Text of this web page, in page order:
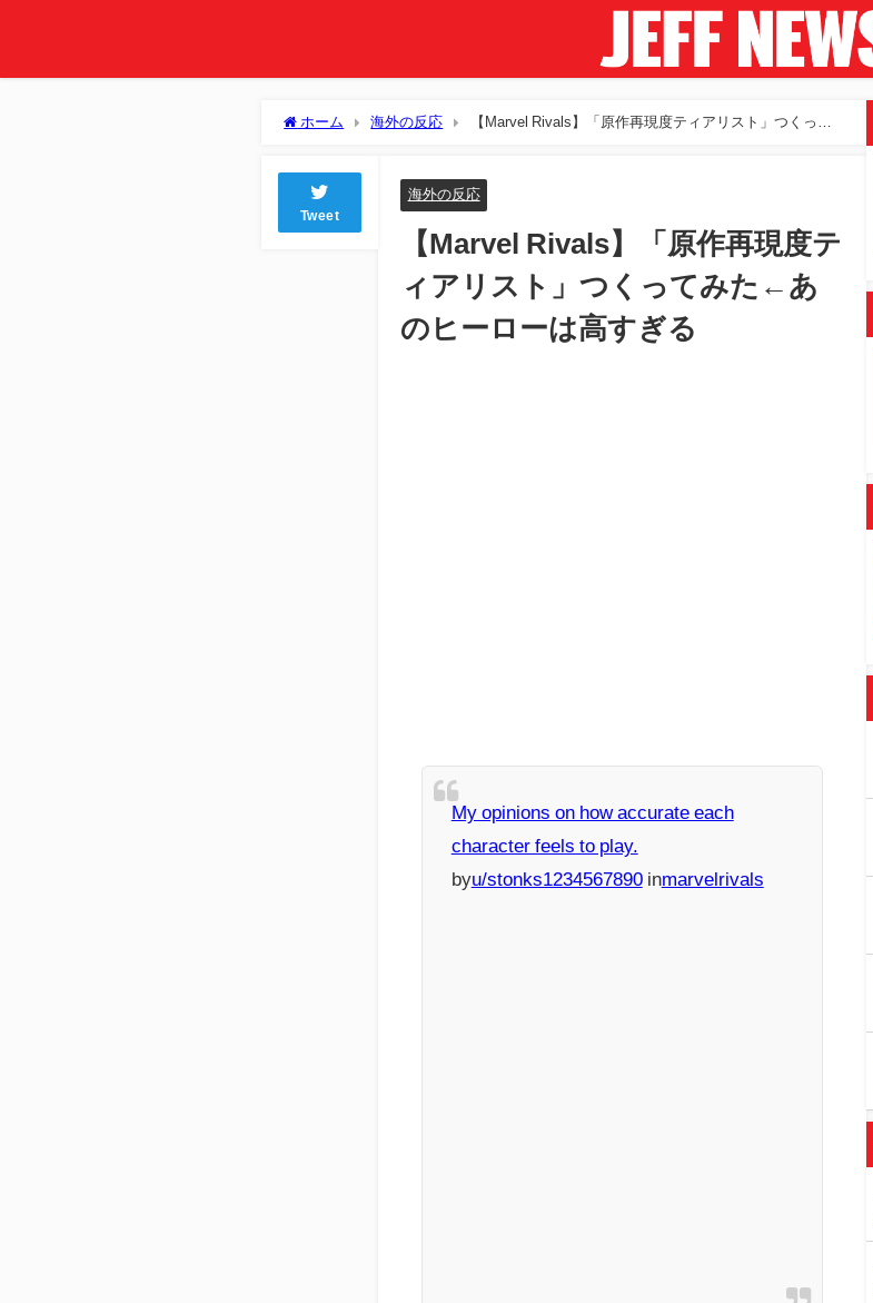
ホーム 海外の反応
【Marvel Rivals】「原作再現度ティアリスト」つくって
Tweet
海外の反応
【Marvel Rivals】「原作再現度テ
ィアリスト」つくってみた←あ
のヒーローは高すぎる
My opinions on how accurate each
character feels to play.
byu/stonks1234567890inmarvelrivals